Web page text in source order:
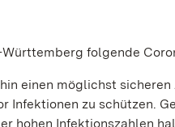
folgende
einen möglichst
Infektionen zu schützen.
hohen Infektionszahlen